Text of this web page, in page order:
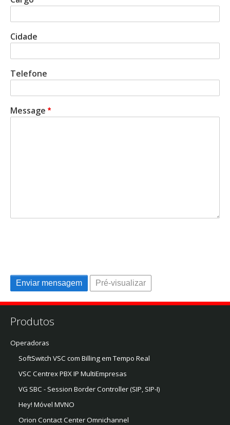
Cidade
Telefone
Message
Produtos
Operadoras
SoftSwitch VSC com Billing em Tempo Real
VSC Centrex PBX IP MultiEmpresas
VG SBC - Session Border Controller (SIP, SIP-I)
Hey! Móvel MVNO
Orion Contact Center Omnichannel